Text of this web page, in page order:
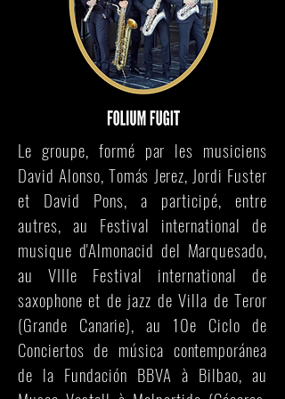
Le groupe, formé par les musiciens
David Alonso, Tomás Jerez, Jordi Fuster
et David Pons, a participé, entre
autres, au Festival international de
musique d'Almonacid del Marquesado,
au VIIIe Festival international de
saxophone et de jazz de Villa de Teror
(Grande Canarie), au 10e Ciclo de
Conciertos de música contemporánea
de la Fundación BBVA à Bilbao, au